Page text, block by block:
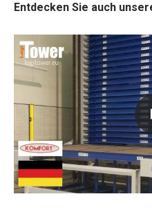
Entdecken Sie auch